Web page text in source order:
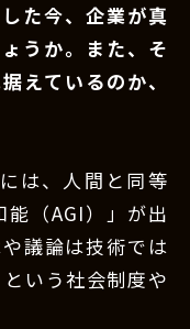
た今、企業が真
うか。また、そ
えているのか、
は、人間と同等
（AGI）」が出
議論は技術では
いう社会制度や